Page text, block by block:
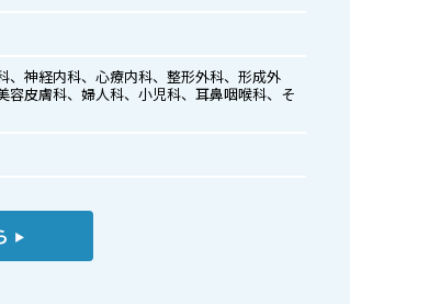
、神経内科、心療内科、整形外科、形成外
容皮膚科、婦人科、小児科、耳鼻咽喉科、そ
▶︎